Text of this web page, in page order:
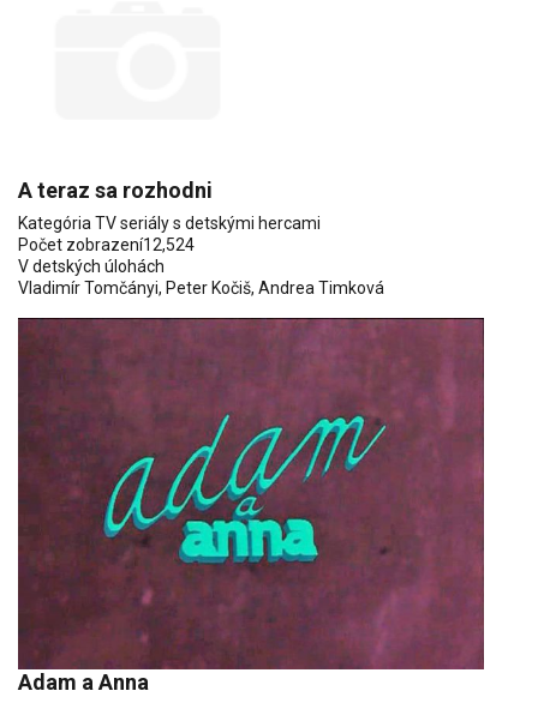
A teraz sa rozhodni
KategóriaTV seriály s detskými hercami
Počet zobrazení12,524
V detských úlohách
Vladimír Tomčányi, Peter Kočiš, Andrea Timková
Adam a Anna